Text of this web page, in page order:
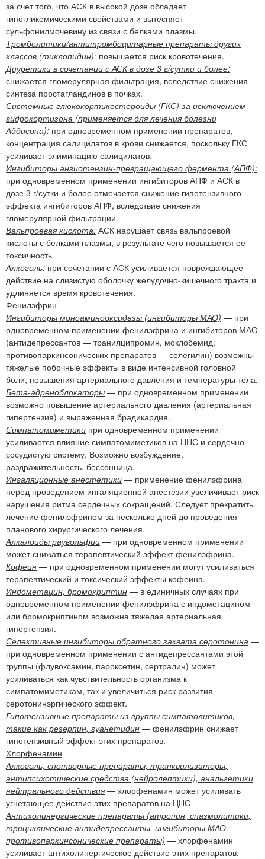
за счет того, что АСК в высокой дозе обладает
гипогликемическими свойствами и вытесняет
сульфонилмочевину из связи с белками плазмы.
Тромболитики/антитромбоцитарные препараты других
классов (тиклопидин): повышается риск кровотечения.
Диуретики в сочетании с АСК в дозе 3 г/сутки и более:
снижается гломерулярная фильтрация, вследствие снижения
синтеза простагландинов в почках.
Системные глюкокортикостероиды (ГКС) за исключением
гидрокортизона (применяется для лечения болезни
Аддисона): при одновременном применении препаратов,
концентрация салицилатов в крови снижается, поскольку ГКС
усиливает элиминацию салицилатов.
Ингибиторы ангиотензин-превращающего фермента (АПФ):
при одновременном применении ингибиторов АПФ и АСК в
дозе 3 г/сутки и более отмечается снижение гипотензивного
эффекта ингибиторов АПФ, вследствие снижения
гломерулярной фильтрации.
Вальпроевая кислота: АСК нарушает связь вальпроевой
кислоты с белками плазмы, в результате чего повышается ее
токсичность.
Алкоголь: при сочетании с АСК усиливается повреждающее
действие на слизистую оболочку желудочно-кишечного тракта и
удлиняется время кровотечения.
Фенилэфрин
Ингибиторы моноаминооксидазы (ингибиторы МАО) — при
одновременном применении фенилэфрина и ингибиторов МАО
(антидепрессантов — транилципромин, моклобемид;
противопаркинсонических препаратов — селегилин) возможны
тяжелые побочные эффекты в виде интенсивной головной
боли, повышения артериального давления и температуры тела.
Бета-адреноблокаторы — при одновременном применении
возможно повышение артериального давления (артериальная
гипертензия) и выраженная брадикардия.
Симпатомиметики при одновременном применении
усиливается влияние симпатомиметиков на ЦНС и сердечно-
сосудистую систему. Возможно возбуждение,
раздражительность, бессонница.
Ингаляционные анестетики — применение фенилэфрина
перед проведением ингаляционной анестезии увеличивает риск
нарушения ритма сердечных сокращений. Следует прекратить
лечение фенилэфрином за несколько дней до проведения
планового хирургического лечения.
Алкалоиды раувольфии — при одновременном применении
может снижаться терапевтический эффект фенилэфрина.
Кофеин — при одновременном применении могут усиливаться
терапевтический и токсический эффекты кофеина.
Индометацин, бромокриптин — в единичных случаях при
одновременном применении фенилэфрина с индометацином
или бромокриптином возможна тяжелая артериальная
гипертензия.
Селективные ингибиторы обратного захвата серотонина —
при одновременном применении с антидепрессантами этой
группы (флувоксамин, пароксетин, сертралин) может
усиливаться как чувствительность организма к
симпатомиметикам, так и увеличиться риск развития
серотонинэргического эффект.
Гипотензивные препараты из группы симпатолитиков,
такие как резерпин, гуанетидин — фенилэфрин снижает
гипотензивный эффект этих препаратов.
Хлорфенамин
Алкоголь, снотворные препараты, транквилизаторы,
антипсихотические средства (нейролептики), анальгетики
нейтрального действия — хлорфенамин может усиливать
угнетающее действие этих препаратов на ЦНС
Антихолинергические препараты (атропин, спазмолитики,
трициклические антидепрессанты, ингибиторы МАО,
противопаркинсонические препараты) — хлорфенамин
усиливает антихолинергическое действие этих препаратов.